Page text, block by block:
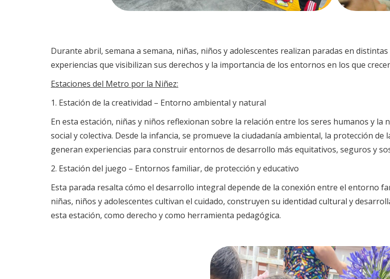
Durante abril, semana a semana, niñas, niños y adolescentes realizan paradas en
experiencias que visibilizan sus derechos y la importancia de los entornos en los que
Estaciones del Metro por la Niñez:
1. Estación de la creatividad – Entorno ambiental y natural
En esta estación, niñas y niños reflexionan sobre la relación entre los seres humanos y
social y colectiva. Desde la infancia, se promueve la ciudadanía ambiental, la protección
generan experiencias para construir entornos de desarrollo más equitativos, seguros y
2. Estación del juego – Entornos familiar, de protección y educativo
Esta parada resalta cómo el desarrollo integral depende de la conexión entre el entorno
niñas, niños y adolescentes cultivan el cuidado, construyen su identidad cultural y
esta estación, como derecho y como herramienta pedagógica.